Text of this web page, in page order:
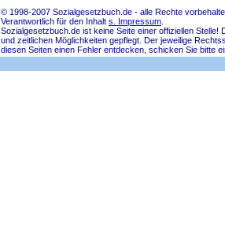
© 1998-2007 Sozialgesetzbuch.de - alle Rechte
Verantwortlich für den Inhalt s. Impressum
Sozialgesetzbuch.de ist keine Seite einer offiziellen
und zeitlichen Möglichkeiten gepflegt. Der jeweilige
diesen Seiten einen Fehler entdecken, schicken Sie bitte